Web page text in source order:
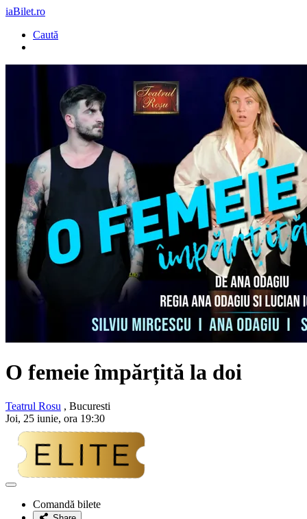
iaBilet.ro
Caută
O femeie împărțită la doi
Teatrul Rosu , Bucuresti
Joi, 25 iunie, ora 19:30
Adaugă
favoriteComandă bilete